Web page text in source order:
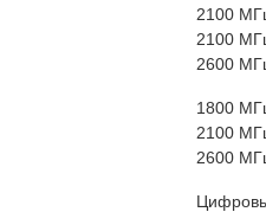
2100
2100
2600
1800
2100
2600